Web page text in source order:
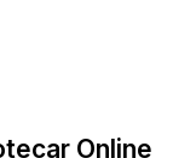
Online